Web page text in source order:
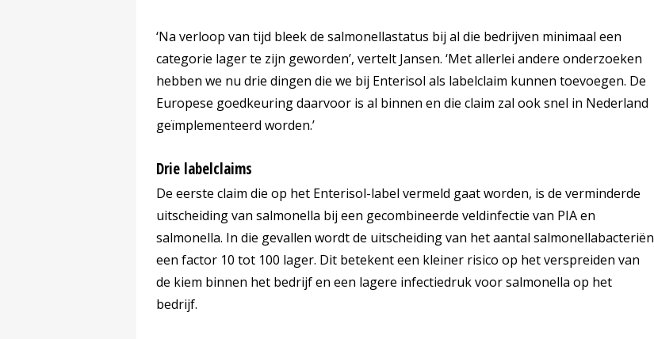
‘Na verloop van tijd bleek de salmonellastatus bij al die bedrijven minimaal een
categorie lager te zijn geworden’, vertelt Jansen. ‘Met allerlei andere onderzoeken
hebben we nu drie dingen die we bij Enterisol als labelclaim kunnen toevoegen. De
Europese goedkeuring daarvoor is al binnen en die claim zal ook snel in Nederland
geïmplementeerd worden.’
Drie labelclaims
De eerste claim die op het Enterisol-label vermeld gaat worden, is de verminderde
uitscheiding van salmonella bij een gecombineerde veldinfectie van PIA en
salmonella. In die gevallen wordt de uitscheiding van het aantal salmonellabacteriën
een factor 10 tot 100 lager. Dit betekent een kleiner risico op het verspreiden van
de kiem binnen het bedrijf en een lagere infectiedruk voor salmonella op het
bedrijf.